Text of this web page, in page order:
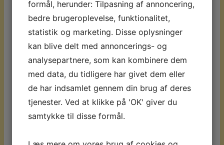
til din kommende rejse. Uanset hvad du
søger, så kommer vi med vores input.
Nyhedsbrevstilmelding
Tilmeld dig vores nyhedsbrev, hvis du vil
formål, herunder: Tilpasning af annoncering,
bedre brugeroplevelse, funktionalitet,
statistik og marketing. Disse oplysninger
kan blive delt med annoncerings- og
analysepartnere, som kan kombinere dem
med data, du tidligere har givet dem eller
de har indsamlet gennem din brug af deres
tjenester. Ved at klikke på 'OK' giver du
samtykke til disse formål.